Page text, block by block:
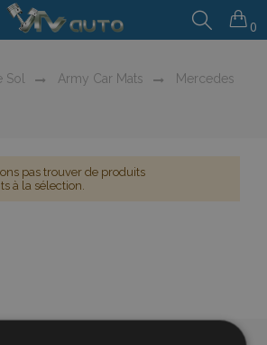
0
Sol Army Car Mats
Mercedes
pas trouver de produits
à la sélection.